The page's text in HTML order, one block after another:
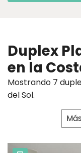
Duplex
en la
Mostrando 7
del Sol.